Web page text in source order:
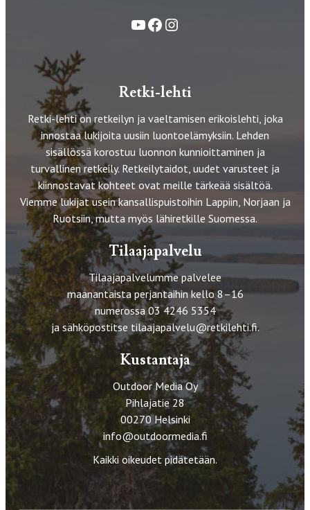
YouTube
FacebookInstagram
Retki-lehti
Retki-lehti on retkeilyn ja vaeltamisen erikoislehti, joka
innostaa lukijoita uusiin luontoelämyksiin. Lehden
sisällössä korostuu luonnon kunnioittaminen ja
turvallinen retkeily. Retkeilytaidot, uudet varusteet ja
kiinnostavat kohteet ovat meille tärkeää sisältöä.
Viemme lukijat usein kansallispuistoihin Lappiin, Norjaan ja
Ruotsiin, mutta myös lähiretkille Suomessa.
Tilaajapalvelu
Tilaajapalvelumme palvelee
maanantaista perjantaihin kello 8–16
numerossa 03 4246 5354
ja sähköpostitse tilaajapalvelu@retkilehti.fi.
Kustantaja
Outdoor Media Oy
Pihlajatie 28
00270 Helsinki
info@outdoormedia.fi
Kaikki oikeudet pidätetään.